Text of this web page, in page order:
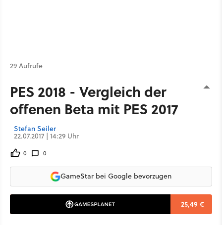
29 Aufrufe
PES 2018 - Vergleich der
offenen Beta mit PES 2017
Stefan Seiler
22.07.2017 | 14:29 Uhr
0 0
GameStar bei Google bevorzugen
25,49 €